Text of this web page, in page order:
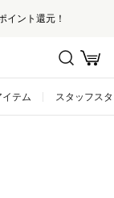
還元！
イテム スタッフス